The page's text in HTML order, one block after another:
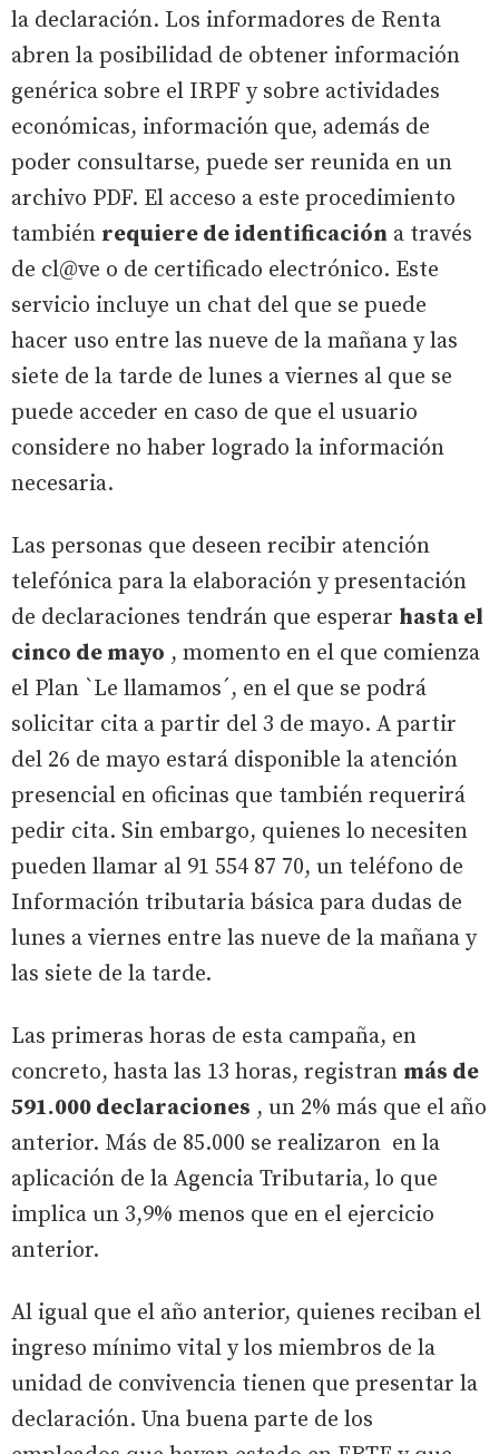
la declaración. Los informadores de Renta
abren la posibilidad de obtener información
genérica sobre el IRPF y sobre actividades
económicas, información que, además de
poder consultarse, puede ser reunida en un
archivo PDF. El acceso a este procedimiento
también requiere de identificación a través
de cl@ve o de certificado electrónico. Este
servicio incluye un chat del que se puede
hacer uso entre las nueve de la mañana y las
siete de la tarde de lunes a viernes al que se
puede acceder en caso de que el usuario
considere no haber logrado la información
necesaria.
Las personas que deseen recibir atención
telefónica para la elaboración y presentación
de declaraciones tendrán que esperar hasta el
cinco de mayo , momento en el que comienza
el Plan `Le llamamos´, en el que se podrá
solicitar cita a partir del 3 de mayo. A partir
del 26 de mayo estará disponible la atención
presencial en oficinas que también requerirá
pedir cita. Sin embargo, quienes lo necesiten
pueden llamar al 91 554 87 70, un teléfono de
Información tributaria básica para dudas de
lunes a viernes entre las nueve de la mañana y
las siete de la tarde.
Las primeras horas de esta campaña, en
concreto, hasta las 13 horas, registran más de
591.000 declaraciones , un 2% más que el año
anterior. Más de 85.000 se realizaron en la
aplicación de la Agencia Tributaria, lo que
implica un 3,9% menos que en el ejercicio
anterior.
Al igual que el año anterior, quienes reciban el
ingreso mínimo vital y los miembros de la
unidad de convivencia tienen que presentar la
declaración. Una buena parte de los